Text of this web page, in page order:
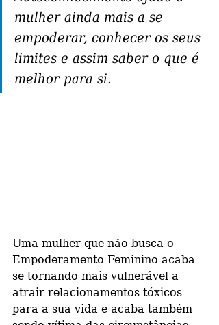
mulher ainda mais a se
empoderar, conhecer os seus
limites e assim saber o que é
melhor para si.
Uma mulher que não busca o
Empoderamento Feminino acaba
se tornando mais vulnerável a
atrair relacionamentos tóxicos
para a sua vida e acaba também